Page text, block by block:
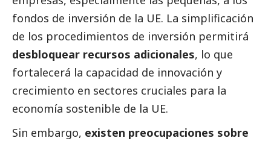
fondos de inversión de la UE. La simplificación
de los procedimientos de inversión permitirá
desbloquear recursos adicionales, lo que
fortalecerá la capacidad de innovación y
crecimiento en sectores cruciales para la
economía sostenible de la UE.
Sin embargo, existen preocupaciones sobre